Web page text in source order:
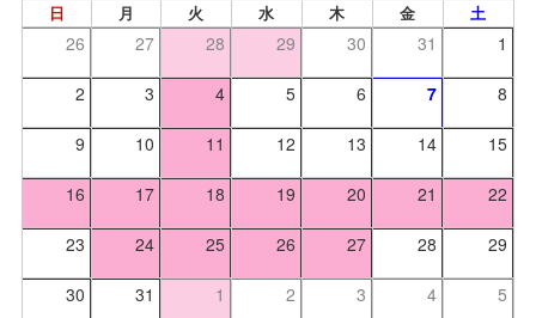
日 月 火 水 木 金 土
26 27 28 29 30 31 1
2 3 4 5 6 7 8
9 10 11 12 13 14 15
16 17 18 19 20 21 22
23 24 25 26 27 28 29
30 31 1 2 3 4 5